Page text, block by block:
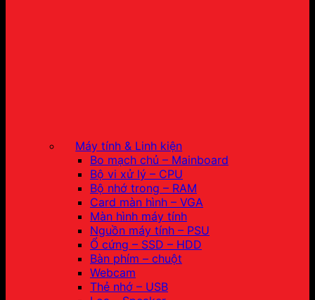
Máy tính & Linh kiện
Bo mạch chủ – Mainboard
Bộ vi xử lý – CPU
Bộ nhớ trong – RAM
Card màn hình – VGA
Màn hình máy tính
Nguồn máy tính – PSU
Ổ cứng – SSD – HDD
Bàn phím – chuột
Webcam
Thẻ nhớ – USB